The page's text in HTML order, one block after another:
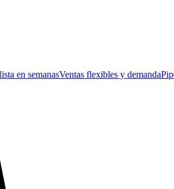
en semanasVentas flexibles y demanda